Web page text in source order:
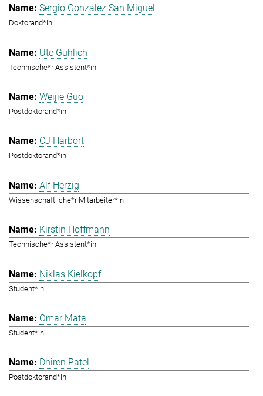
Sergio Gonzalez San Miguel
Doktorand*in
Ute Guhlich
Technische*r Assistent*in
Weijie Guo
Postdoktorand*in
CJ Harbort
Postdoktorand*in
Alf Herzig
Wissenschaftliche*r Mitarbeiter*in
Kirstin Hoffmann
Technische*r Assistent*in
Niklas Kielkopf
Student*in
Omar Mata
Student*in
Dhiren Patel
Postdoktorand*in